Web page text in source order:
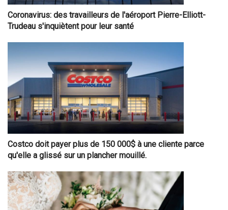
Coronavirus: des travailleurs de l'aéroport Pierre-Elliott-
Trudeau s'inquiètent pour leur santé
Costco doit payer plus de 150 000$ à une cliente parce
qu'elle a glissé sur un plancher mouillé.